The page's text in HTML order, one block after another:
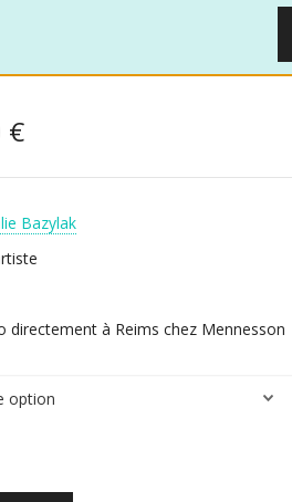
€
Bazylak
directement à Reims chez Mennesson